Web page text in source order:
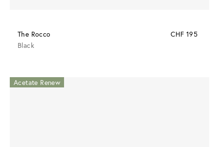
The Rocco
CHF 195
Black
Acetate Renew